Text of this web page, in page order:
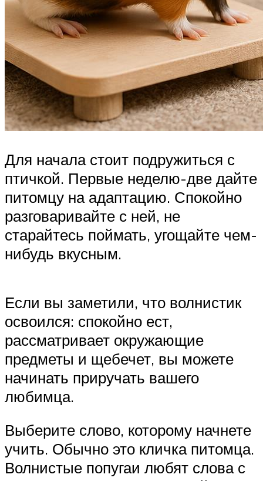
Для начала стоит подружиться с
птичкой. Первые неделю-две дайте
питомцу на адаптацию. Спокойно
разговаривайте с ней, не
старайтесь поймать, угощайте чем-
нибудь вкусным.
Если вы заметили, что волнистик
освоился: спокойно ест,
рассматривает окружающие
предметы и щебечет, вы можете
начинать приручать вашего
любимца.
Выберите слово, которому начнете
учить. Обычно это кличка питомца.
Волнистые попугаи любят слова с